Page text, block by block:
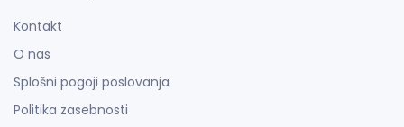
Kontakt
O nas
Splošni pogoji poslovanja
Politika zasebnosti